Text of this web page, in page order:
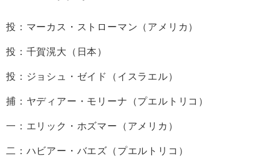
投：マーカス・ストローマン（アメリカ）
投：千賀滉大（日本）
投：ジョシュ・ゼイド（イスラエル）
捕：ヤディアー・モリーナ（プエルトリコ）
一：エリック・ホズマー（アメリカ）
二：ハビアー・バエズ（プエルトリコ）